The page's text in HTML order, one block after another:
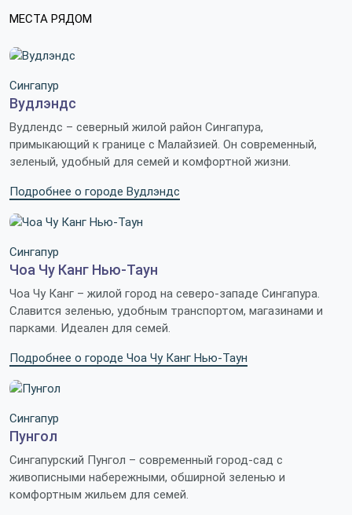
МЕСТА РЯДОМ
Сингапур
Вудлэндс
Вудлендс – северный жилой район Сингапура,
примыкающий к границе с Малайзией. Он современный,
зеленый, удобный для семей и комфортной жизни.
Подробнее о городе Вудлэндс
Сингапур
Чоа Чу Канг Нью-Таун
Чоа Чу Канг – жилой город на северо-западе Сингапура.
Славится зеленью, удобным транспортом, магазинами и
парками. Идеален для семей.
Подробнее о городе Чоа Чу Канг Нью-Таун
Сингапур
Пунгол
Сингапурский Пунгол – современный город-сад с
живописными набережными, обширной зеленью и
комфортным жильем для семей.